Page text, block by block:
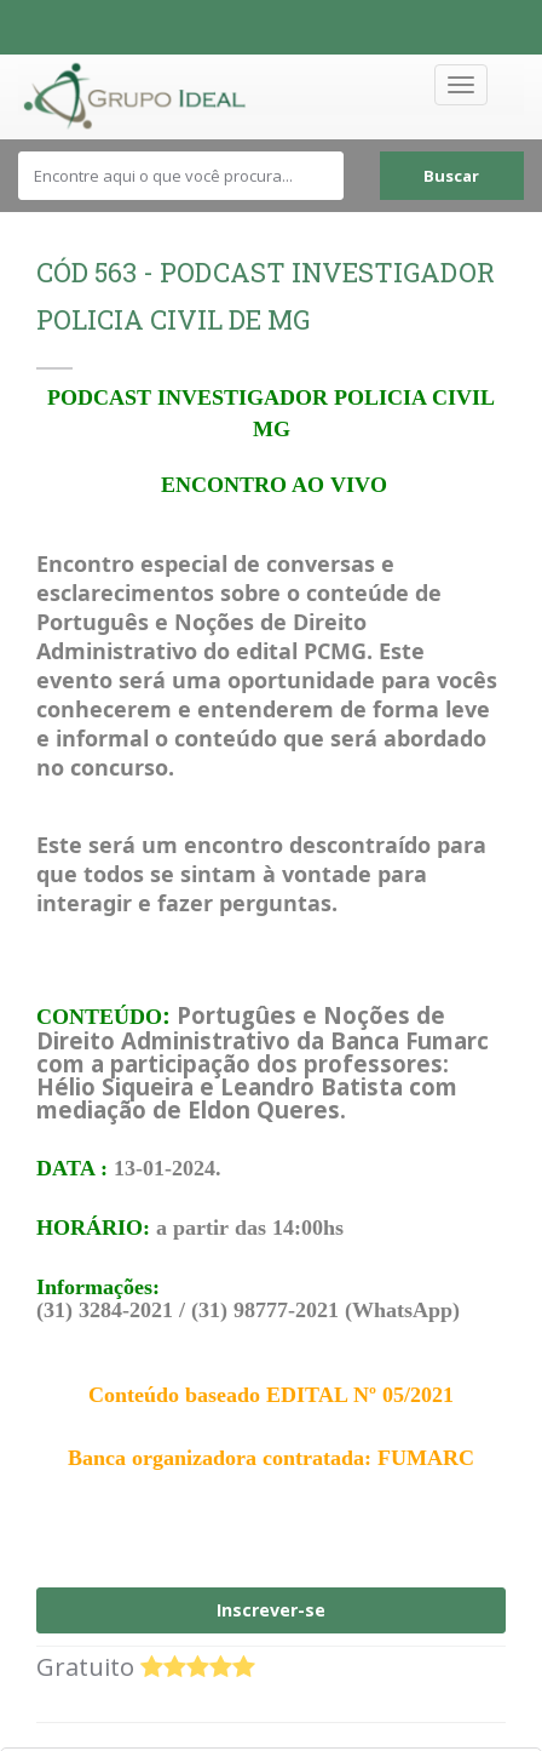
Toggle
Buscar
CÓD 563 - PODCAST INVESTIGADOR
POLICIA CIVIL DE MG
PODCAST INVESTIGADOR POLICIA CIVIL
MG
ENCONTRO AO VIVO
Encontro especial de conversas e
esclarecimentos sobre o conteúde de
Português e Noções de Direito
Administrativo do edital PCMG. Este
evento será uma oportunidade para vocês
conhecerem e entenderem de forma leve
e informal o conteúdo que será abordado
no concurso.
Este será um encontro descontraído para
que todos se sintam à vontade para
interagir e fazer perguntas.
CONTEÚDO: Portugûes e Noções de
Direito Administrativo da Banca Fumarc
com a participação dos professores:
Hélio Siqueira e Leandro Batista com
mediação de Eldon Queres.
DATA : 13-01-2024.
HORÁRIO: a partir das 14:00hs
Informações:
(31) 3284-2021 / (31) 98777-2021 (WhatsApp)
Conteúdo baseado EDITAL Nº 05/2021
Banca organizadora contratada: FUMARC
Inscrever-se
Gratuito